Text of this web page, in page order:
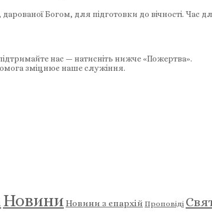
Богом, для підготовки до вічності.
нас — натисніть нижче «Пожертва».
зміцнює наше служіння.
Новини Новини з єпархій Проповіді